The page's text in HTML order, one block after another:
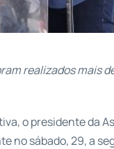
realizados mais
o presidente da
no sábado, 29, a